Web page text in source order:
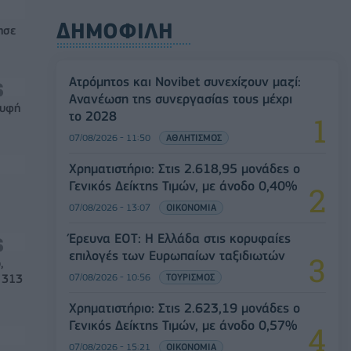
ΔΗΜΟΦΙΛΗ
Ατρόμητος και Novibet συνεχίζουν μαζί:
Ανανέωση της συνεργασίας τους μέχρι
το 2028
07/08/2026 - 11:50 ΑΘΛΗΤΙΣΜΟΣ
Χρηματιστήριο: Στις 2.618,95 μονάδες ο
Γενικός Δείκτης Τιμών, με άνοδο 0,40%
07/08/2026 - 13:07 ΟΙΚΟΝΟΜΙΑ
Έρευνα ΕΟΤ: Η Ελλάδα στις κορυφαίες
επιλογές των Ευρωπαίων ταξιδιωτών
07/08/2026 - 10:56 ΤΟΥΡΙΣΜΟΣ
Χρηματιστήριο: Στις 2.623,19 μονάδες ο
Γενικός Δείκτης Τιμών, με άνοδο 0,57%
07/08/2026 - 15:21 ΟΙΚΟΝΟΜΙΑ